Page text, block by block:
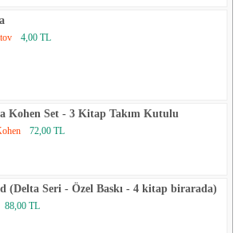
4,00 TL
Kohen Set - 3 Kitap Takım Kutulu
72,00 TL
(Delta Seri - Özel Baskı - 4 kitap birarada)
88,00 TL